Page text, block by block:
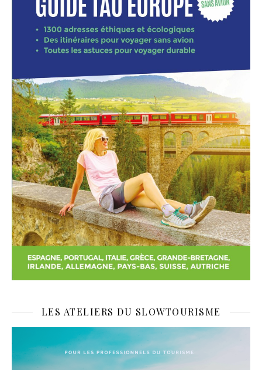
LES ATELIERS DU SLOWTOURISME